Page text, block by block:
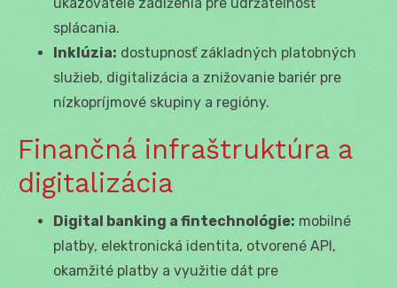
splácania.
Inklúzia: dostupnosť základných platobných
služieb, digitalizácia a znižovanie bariér pre
nízkopríjmové skupiny a regióny.
Finančná infraštruktúra a
digitalizácia
Digital banking a fintechnológie: mobilné
platby, elektronická identita, otvorené API,
okamžité platby a využitie dát pre